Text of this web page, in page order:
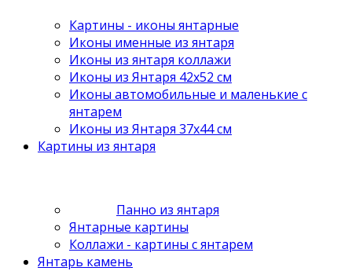
Картины - иконы янтарные
Иконы именные из янтаря
Иконы из янтаря коллажи
Иконы из Янтаря 42х52 см
Иконы автомобильные и маленькие с
янтарем
Иконы из Янтаря 37х44 см
Картины из янтаря
Панно из янтаря
Янтарные картины
Коллажи - картины с янтарем
Янтарь камень